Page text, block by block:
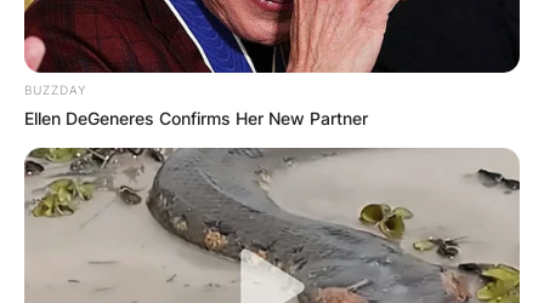
Повик до сите верници: Да
BUZZDAY
Ellen DeGeneres Confirms Her New Partner